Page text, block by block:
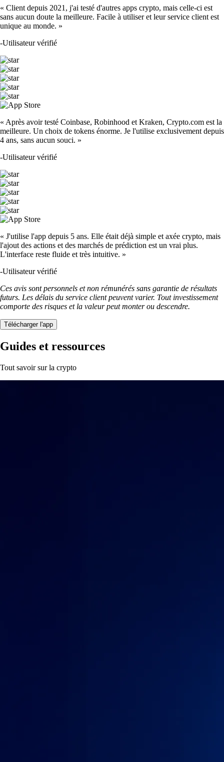
« Client depuis 2021, j'ai testé d'autres apps crypto, mais celle-ci est
sans aucun doute la meilleure. Facile à utiliser et leur service client est
unique au monde. »
-Utilisateur vérifié
« Après avoir testé Coinbase, Robinhood et Kraken, Crypto.com est la
meilleure. Un choix de tokens énorme. Je l'utilise exclusivement depuis
4 ans, sans aucun souci. »
-Utilisateur vérifié
« J'utilise l'app depuis 5 ans. Elle était déjà simple et axée crypto, mais
l'ajout des actions et des marchés de prédiction est un vrai plus.
L'interface reste fluide et très intuitive. »
-Utilisateur vérifié
Ces avis sont personnels et non rémunérés sans garantie de résultats
futurs. Les délais du service client peuvent varier. Tout investissement
comporte des risques et la valeur peut monter ou descendre.
Télécharger l'app
Guides et ressources
Tout savoir sur la crypto